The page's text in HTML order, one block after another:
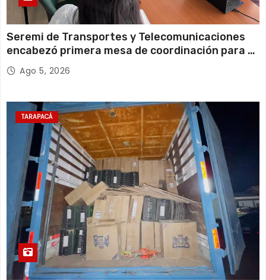
Seremi de Transportes y Telecomunicaciones
encabezó primera mesa de coordinación para el
retiro de cables en desuso en Iquique
Ago 5, 2026
TARAPACÁ